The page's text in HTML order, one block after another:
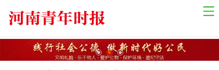
网站导航
国际资讯